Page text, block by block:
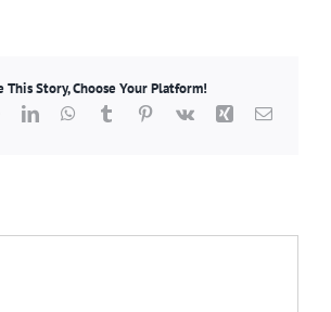
This Story, Choose Your Platform!
LinkedInWhatsApp
TumblrPinterest
Vk Xing Email